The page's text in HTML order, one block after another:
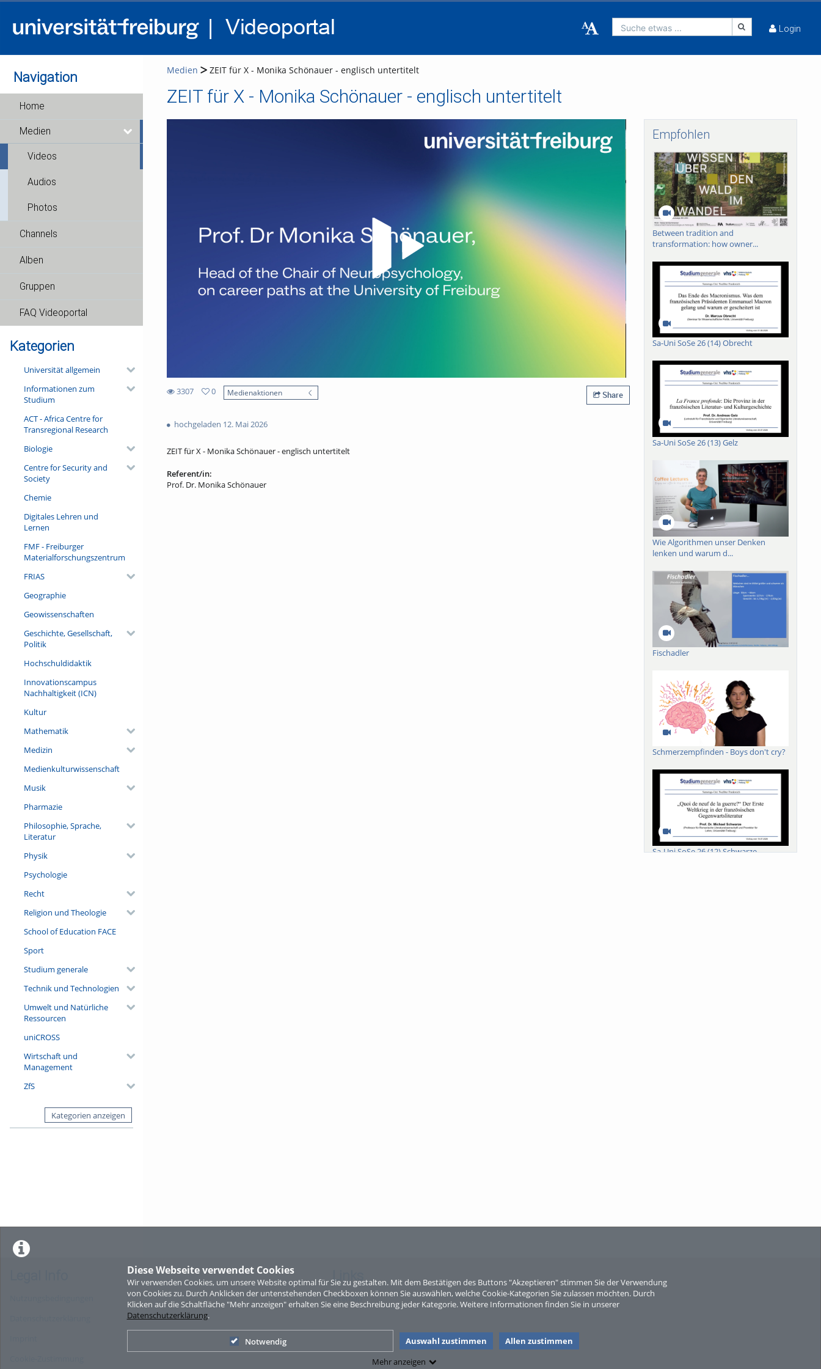
Diese Webseite verwendet Cookies
Wir verwenden Cookies, um unsere Website optimal für Sie zu gestalten. Mit dem Bestätigen des Buttons "Akzeptieren" stimmen Sie der Verwendung
von Cookies zu. Durch Anklicken der untenstehenden Checkboxen können Sie auswählen, welche Cookie-Kategorien Sie zulassen möchten. Durch
Klicken auf die Schaltfläche "Mehr anzeigen" erhalten Sie eine Beschreibung jeder Kategorie. Weitere Informationen finden Sie in unserer
Datenschutzerklärung.
Notwendig Auswahl zustimmen
Allen zustimmen
Mehr anzeigen
Suche etwas ... Login
Navigation
Home
Medien
Videos
Audios
Photos
Channels
Alben
Gruppen
FAQ Videoportal
Kategorien
Universität allgemein
Informationen zum
Studium
ACT - Africa Centre for
Transregional Research
Biologie
Centre for Security and
Society
Chemie
Digitales Lehren und
Lernen
FMF - Freiburger
Materialforschungszentrum
FRIAS
Geographie
Geowissenschaften
Geschichte, Gesellschaft,
Politik
Hochschuldidaktik
Innovationscampus
Nachhaltigkeit (ICN)
Kultur
Mathematik
Medizin
Medienkulturwissenschaft
Musik
Pharmazie
Philosophie, Sprache,
Literatur
Physik
Psychologie
Recht
Religion und Theologie
School of Education FACE
Sport
Studium generale
Technik und Technologien
Umwelt und Natürliche
Ressourcen
uniCROSS
Wirtschaft und
Management
ZfS
Kategorien anzeigen
Medien ZEIT für X - Monika Schönauer - englisch untertitelt
ZEIT für X - Monika Schönauer - englisch untertitelt
Video abspielen
3307
views
0
Medienaktionen Share
hochgeladen 12. Mai 2026
ZEIT für X - Monika Schönauer - englisch untertitelt
Referent/in:
Prof. Dr. Monika Schönauer
Empfohlen
Between tradition and
transformation: how owner...
Sa-Uni SoSe 26 (14) Obrecht
Sa-Uni SoSe 26 (13) Gelz
Wie Algorithmen unser Denken
lenken und warum d...
Fischadler
Schmerzempfinden - Boys don't cry?
Sa-Uni SoSe 26 (12) Schwarze
Sperber
Links
Sitemap